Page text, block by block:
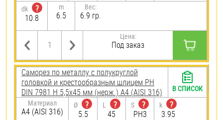
dk
?
10.8
m
6.5
Вес:
6.9 гр.
Цена:
Под заказ
Саморез по металлу с полукруглой
головкой и крестообразным шлицем PH
DIN 7981 H 5,5х45 мм (нерж.) A4 (AISI 316)
Материал
A4 (AISI 316)
Ø
?
5.5
L
?
45
S
?
PH3
k
?
3.95
В СПИСОК